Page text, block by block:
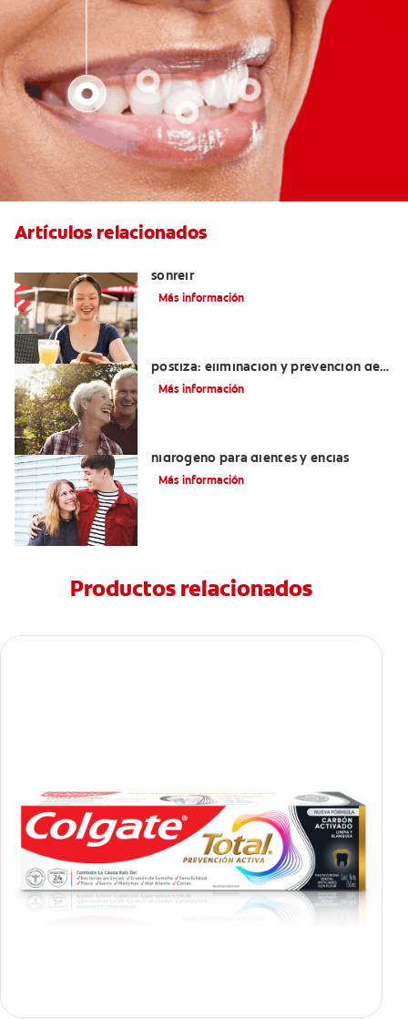
Artículos relacionados
sonreír
Más información
postiza: eliminación y prevención de
manchas
Más información
hidrógeno para dientes y encías
Más información
Productos relacionados